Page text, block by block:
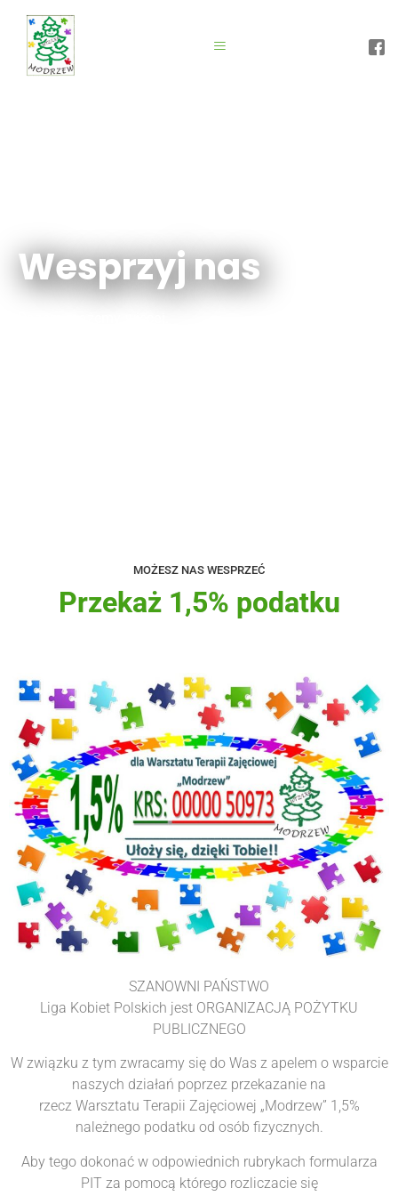
Wesprzyj nas
MOŻESZ NAS WESPRZEĆ
Przekaż 1,5% podatku
SZANOWNI PAŃSTWO
Liga Kobiet Polskich jest ORGANIZACJĄ POŻYTKU
PUBLICZNEGO
W związku z tym zwracamy się do Was z apelem o wsparcie
naszych działań poprzez przekazanie na
rzecz Warsztatu Terapii Zajęciowej „Modrzew” 1,5%
należnego podatku od osób fizycznych.
Aby tego dokonać w odpowiednich rubrykach formularza
PIT za pomocą którego rozliczacie się